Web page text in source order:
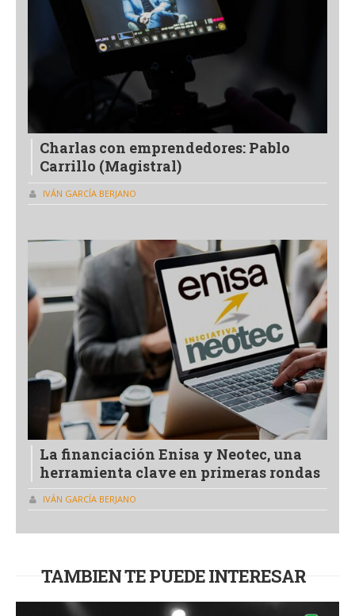
Charlas con emprendedores: Pablo
Carrillo (Magistral)
IVÁN GARCÍA BERJANO
La financiación Enisa y Neotec, una
herramienta clave en primeras rondas
IVÁN GARCÍA BERJANO
TAMBIEN TE PUEDE INTERESAR